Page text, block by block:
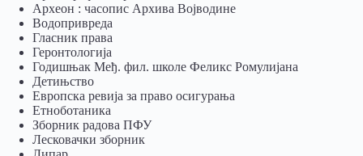
Археон : часопис Архива Војводине
Водопривреда
Гласник права
Геронтологија
Годишњак Међ. фил. школе Феликс Ромулијана
Детињство
Европска ревија за право осигурања
Eтноботаника
Зборник радова ПФУ
Лесковачки зборник